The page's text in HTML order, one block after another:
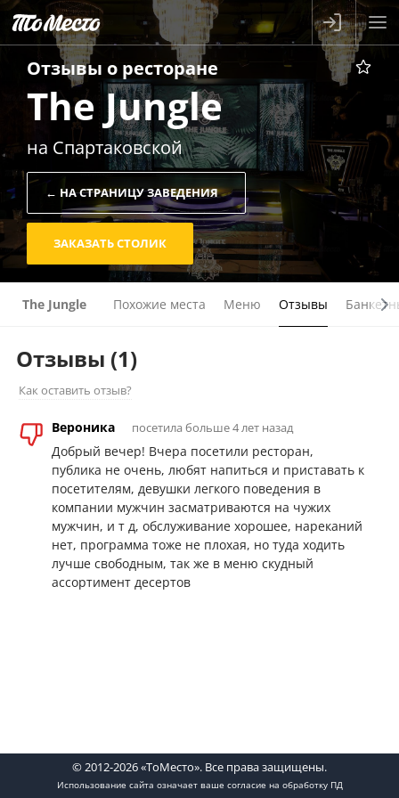
Отзывы о ресторане
The Jungle
на Спартаковской
← НА СТРАНИЦУ ЗАВЕДЕНИЯ
ЗАКАЗАТЬ СТОЛИК
The Jungle Похожие места Меню Отзывы
Отзывы (1)
Как оставить отзыв?
Вероника посетила больше 4 лет назад
Добрый вечер! Вчера посетили ресторан,
публика не очень, любят напиться и приставать к
посетителям, девушки легкого поведения в
компании мужчин засматриваются на чужих
мужчин, и т д, обслуживание хорошее, нареканий
нет, программа тоже не плохая, но туда ходить
лучше свободным, так же в меню скудный
ассортимент десертов
© 2012-2026 «ТоМесто». Все права защищены.
Использование сайта означает ваше согласие на обработку ПД